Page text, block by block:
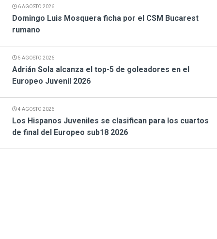
6 AGOSTO 2026
Domingo Luis Mosquera ficha por el CSM Bucarest
rumano
5 AGOSTO 2026
Adrián Sola alcanza el top-5 de goleadores en el
Europeo Juvenil 2026
4 AGOSTO 2026
Los Hispanos Juveniles se clasifican para los cuartos
de final del Europeo sub18 2026